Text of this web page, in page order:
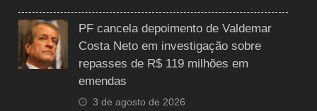
PF cancela depoimento de Valdemar
Costa Neto em investigação sobre
repasses de R$ 119 milhões em
emendas
3 de agosto de 2026